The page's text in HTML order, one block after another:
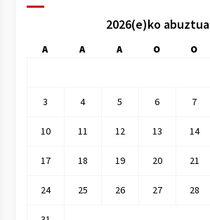
2026(e)ko abuztua
A A A O O
3 4 5 6 7
10 11 12 13 14
17 18 19 20 21
24 25 26 27 28